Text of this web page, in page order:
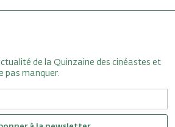
de la Quinzaine des cinéastes et
pas manquer.